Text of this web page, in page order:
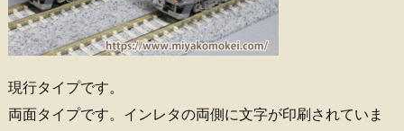
現行タイプです。
両面タイプです。インレタの両側に文字が印刷されていま